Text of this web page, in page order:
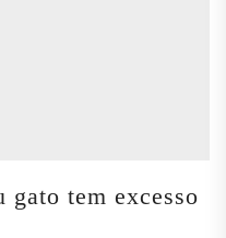
gato tem excesso